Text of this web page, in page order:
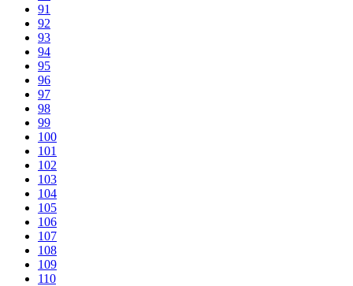
91
92
93
94
95
96
97
98
99
100
101
102
103
104
105
106
107
108
109
110